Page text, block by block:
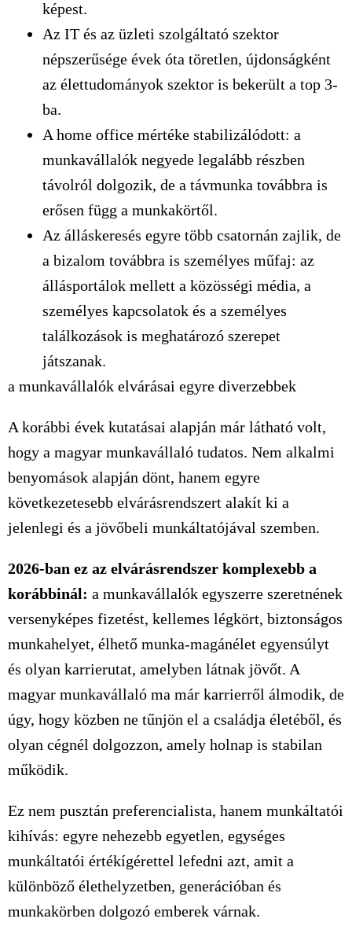
képest.
Az IT és az üzleti szolgáltató szektor
népszerűsége évek óta töretlen, újdonságként
az élettudományok szektor is bekerült a top 3-
ba.
A home office mértéke stabilizálódott: a
munkavállalók negyede legalább részben
távolról dolgozik, de a távmunka továbbra is
erősen függ a munkakörtől.
Az álláskeresés egyre több csatornán zajlik, de
a bizalom továbbra is személyes műfaj: az
állásportálok mellett a közösségi média, a
személyes kapcsolatok és a személyes
találkozások is meghatározó szerepet
játszanak.
a munkavállalók elvárásai egyre diverzebbek
A korábbi évek kutatásai alapján már látható volt,
hogy a magyar munkavállaló tudatos. Nem alkalmi
benyomások alapján dönt, hanem egyre
következetesebb elvárásrendszert alakít ki a
jelenlegi és a jövőbeli munkáltatójával szemben.
2026-ban ez az elvárásrendszer komplexebb a
korábbinál: a munkavállalók egyszerre szeretnének
versenyképes fizetést, kellemes légkört, biztonságos
munkahelyet, élhető munka-magánélet egyensúlyt
és olyan karrierutat, amelyben látnak jövőt. A
magyar munkavállaló ma már karrierről álmodik, de
úgy, hogy közben ne tűnjön el a családja életéből, és
olyan cégnél dolgozzon, amely holnap is stabilan
működik.
Ez nem pusztán preferencialista, hanem munkáltatói
kihívás: egyre nehezebb egyetlen, egységes
munkáltatói értékígérettel lefedni azt, amit a
különböző élethelyzetben, generációban és
munkakörben dolgozó emberek várnak.